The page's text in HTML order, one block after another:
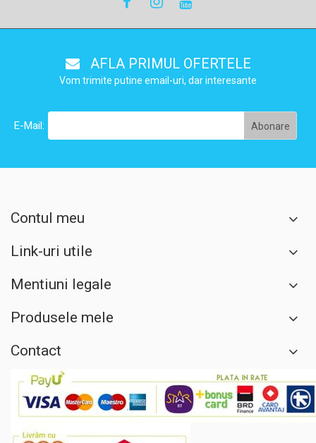
AFLA PRIMUL OFERTELE
Vom trimite putine email-uri, dar interesante
E-Mail:
Contul meu
Link-uri utile
Mentiuni legale
Produsele mele
Contact